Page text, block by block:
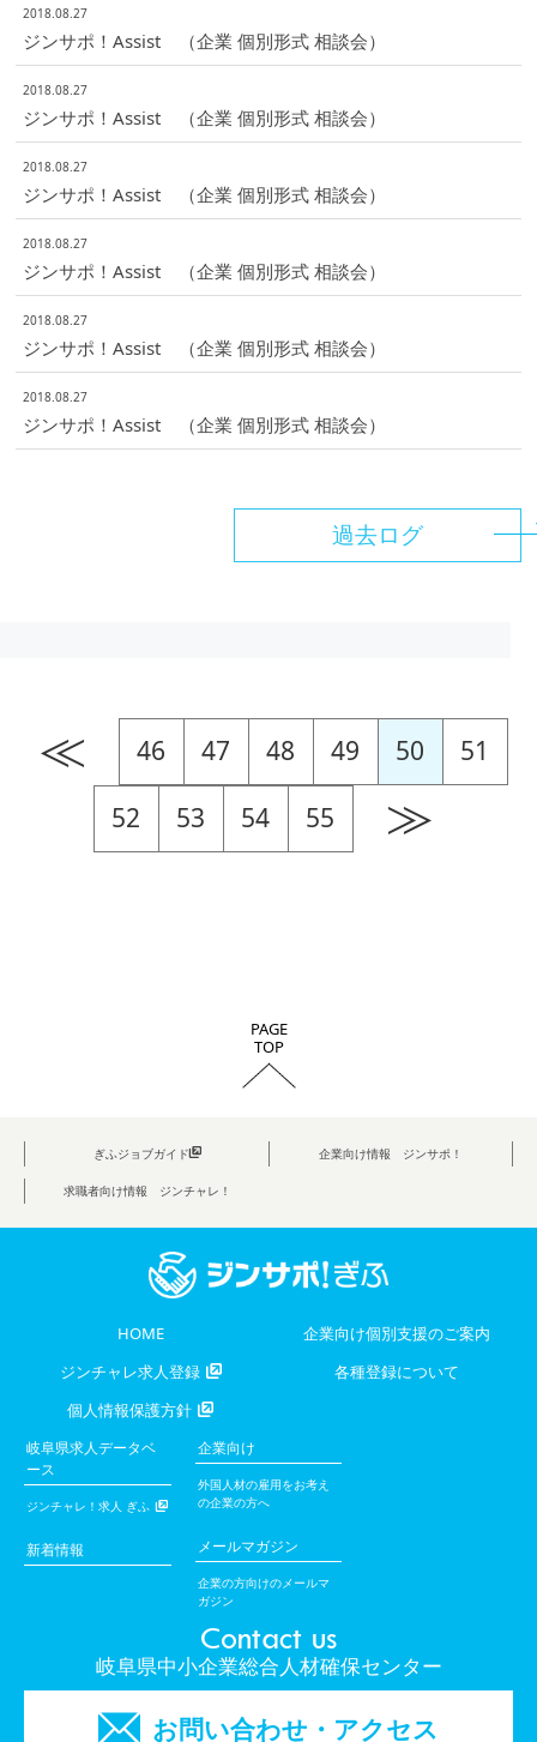
2018.08.27
ジンサポ！Assist （企業 個別形式 相談会）
2018.08.27
ジンサポ！Assist （企業 個別形式 相談会）
2018.08.27
ジンサポ！Assist （企業 個別形式 相談会）
2018.08.27
ジンサポ！Assist （企業 個別形式 相談会）
2018.08.27
ジンサポ！Assist （企業 個別形式 相談会）
2018.08.27
ジンサポ！Assist （企業 個別形式 相談会）
過去ログ
≪ 46 47 48 49 50
51
52
53 54 55 ≫
PAGE
TOP
ぎふジョブガイド 企業向け情報 ジンサポ！
求職者向け情報 ジンチャレ！
HOME
企業向け個別支援のご案内
ジンチャレ求人登録
各種登録について
個人情報保護方針
岐阜県求人データベ
ース
ジンチャレ！求人 ぎふ
新着情報
企業向け
外国人材の雇用をお考え
の企業の方へ
メールマガジン
企業の方向けのメールマ
ガジン
Contact us
岐阜県中小企業総合人材確保センター
お問い合わせ・アクセス